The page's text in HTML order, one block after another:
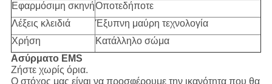
Εφαρμόσιμη σκηνήΟποτεδήποτε
Λέξεις κλειδιά
Έξυπνη μαύρη τεχνολογία
Χρήση
Κατάλληλο σώμα
Ασύρματο EMS
Ζήστε χωρίς όρια.
Ο στόχος μας είναι να προσφέρουμε την ικανότητα που θα